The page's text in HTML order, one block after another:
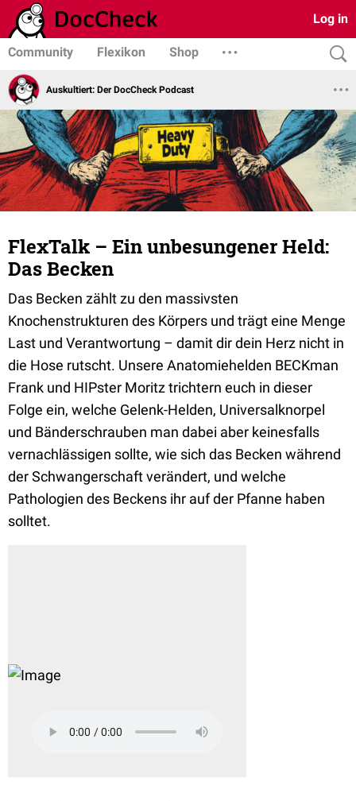
Log in
Community Flexikon Shop
Auskultiert: Der DocCheck Podcast
FlexTalk – Ein unbesungener Held:
Das Becken
Das Becken zählt zu den massivsten
Knochenstrukturen des Körpers und trägt eine Menge
Last und Verantwortung – damit dir dein Herz nicht in
die Hose rutscht. Unsere Anatomiehelden BECKman
Frank und HIPster Moritz trichtern euch in dieser
Folge ein, welche Gelenk-Helden, Universalknorpel
und Bänderschrauben man dabei aber keinesfalls
vernachlässigen sollte, wie sich das Becken während
der Schwangerschaft verändert, und welche
Pathologien des Beckens ihr auf der Pfanne haben
solltet.